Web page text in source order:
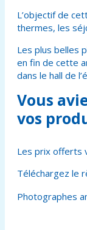
L’objectif de
thermes, les
Les plus belles
en fin de cette
dans le hall de
Vous
vos
Les prix offerts
Téléchargez le
Photographes